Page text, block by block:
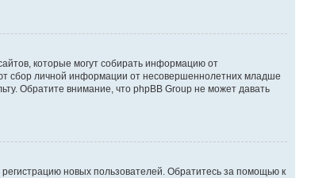
которые могут собирать информацию от
сбор личной информации от несовершеннолетних младше
Обратите внимание, что phpBB Group не может давать
новых пользователей. Обратитесь за помощью к